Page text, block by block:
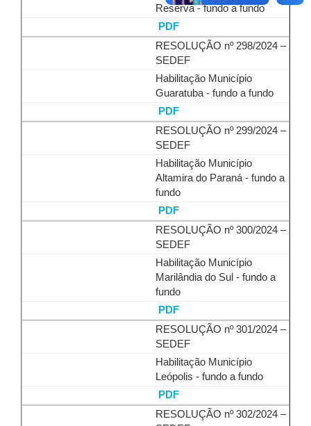
Reserva - fundo a fundo
PDF
RESOLUÇÃO nº 298/2024 –
SEDEF
Habilitação Município
Guaratuba - fundo a fundo
PDF
RESOLUÇÃO nº 299/2024 –
SEDEF
Habilitação Município
Altamira do Paraná - fundo a
fundo
PDF
RESOLUÇÃO nº 300/2024 –
SEDEF
Habilitação Município
Marilândia do Sul - fundo a
fundo
PDF
RESOLUÇÃO nº 301/2024 –
SEDEF
Habilitação Município
Leópolis - fundo a fundo
PDF
RESOLUÇÃO nº 302/2024 –